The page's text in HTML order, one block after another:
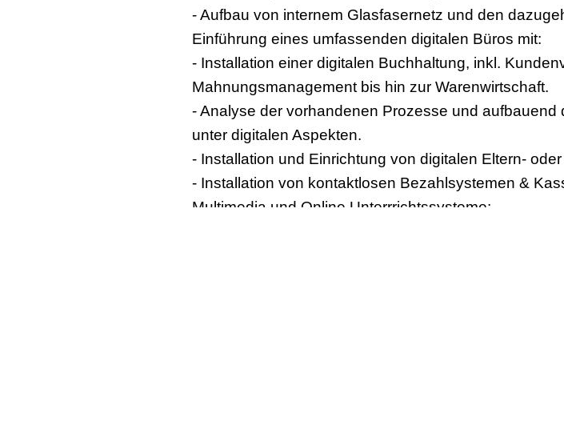
- Aufbau von internem Glasfasernetz und den
Einführung eines umfassenden digitalen Büros mit:
- Installation einer digitalen Buchhaltung, inkl.
Mahnungsmanagement bis hin zur Warenwirtschaft.
- Analyse der vorhandenen Prozesse und aufbauend
unter digitalen Aspekten.
- Installation und Einrichtung von digitalen Eltern-
- Installation von kontaktlosen Bezahlsystemen &
Multimedia und Online Unterrrichtssysteme: